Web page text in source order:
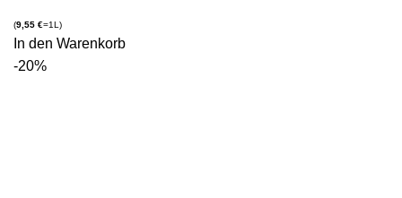
(9,55 €=1L)
In den Warenkorb
-20%